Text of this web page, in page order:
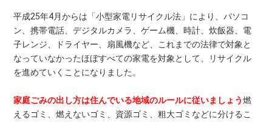
平成25年4月からは「小型家電リサイクル法」により、パソコ
ン、携帯電話、デジタルカメラ、ゲーム機、時計、炊飯器、電
子レンジ、ドライヤー、扇風機など、これまでの法律で対象と
なっていなかったほぼすべての家電を対象として、リサイクル
を進めていくことになりました。
家庭ごみの出し方は住んでいる地域のルールに従いましょう燃
えるゴミ、燃えないゴミ、資源ゴミ、粗大ゴミなどに分けるこ